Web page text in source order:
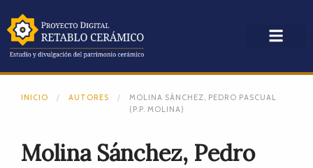
INICIO AUTORES
MOLINA SÁNCHEZ, PEDRO PASCUAL
(P.P. MOLINA)
Molina Sánchez, Pedro